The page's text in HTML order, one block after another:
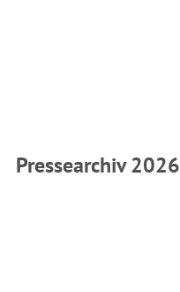
Pressearchiv 2026